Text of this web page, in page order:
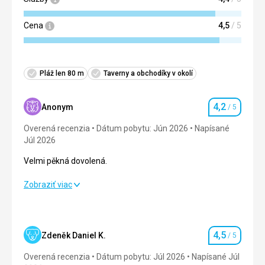
Cena 4,5/ 5
Pláž len 80 m Taverny a obchodíky v okolí
Anonym Hodnotenie
4,2 / 5
Overená recenzia Dátum pobytu: Jún 2026
Napísané
Júl 2026
Velmi pěkná dovolená.
Velmi pěkná dovolená.
Ubytovanie 4,0/ 5
Okolie 4,0/ 5
Zobraziť viac
Zdeněk Daniel K. Hodnotenie
4,5 / 5
Overená recenzia Dátum pobytu: Júl 2026
Napísané Júl